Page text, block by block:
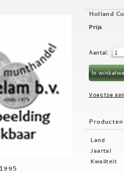
Holland
Prijs
Aantal:
Land
Jaartal
Kwaliteit